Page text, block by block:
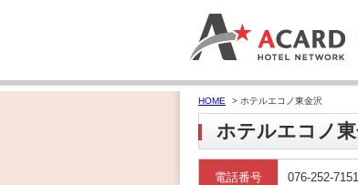
HOME > ホテルエコノ東金沢
ホテルエコノ
電話番号 076-252-7151